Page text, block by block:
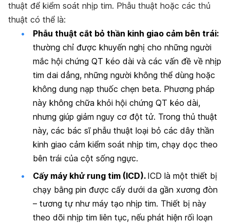
thuật để kiểm soát nhịp tim. Phẫu thuật hoặc các thủ
thuật có thể là:
Phẫu thuật cắt bỏ thần kinh giao cảm bên trái:
thường chỉ được khuyến nghị cho những người
mắc hội chứng QT kéo dài và các vấn đề về nhịp
tim dai dẳng, những người không thể dùng hoặc
không dung nạp thuốc chẹn beta. Phương pháp
này không chữa khỏi hội chứng QT kéo dài,
nhưng giúp giảm nguy cơ đột tử. Trong thủ thuật
này, các bác sĩ phẫu thuật loại bỏ các dây thần
kinh giao cảm kiểm soát nhịp tim, chạy dọc theo
bên trái của cột sống ngực.
Cấy máy khử rung tim (ICD). ICD là một thiết bị
chạy bằng pin được cấy dưới da gần xương đòn
– tương tự như máy tạo nhịp tim. Thiết bị này
theo dõi nhịp tim liên tục, nếu phát hiện rối loạn